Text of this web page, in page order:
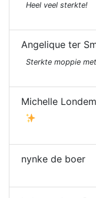
Heel veel sterkte!
Angelique ter
Sterkte moppie
Michelle
nynke de boer